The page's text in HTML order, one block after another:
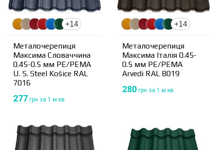
+14
Металочерепиця
Максима Словаччина
0.45-0.5 мм PE/PEMA
U. S. Steel Košice RAL
7016
277 грн за 1 м.кв.
+14
Металочерепиця
Максима Італія 0.45-
0.5 мм PE/PEMA
Arvedi RAL 8019
280 грн за 1 м.кв.